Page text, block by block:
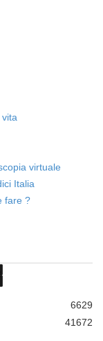
virtuale
Italia
fare ?
6629
41672